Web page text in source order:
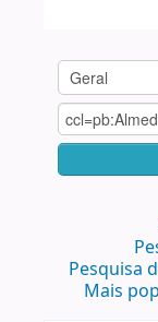
Pesquisa
Mais